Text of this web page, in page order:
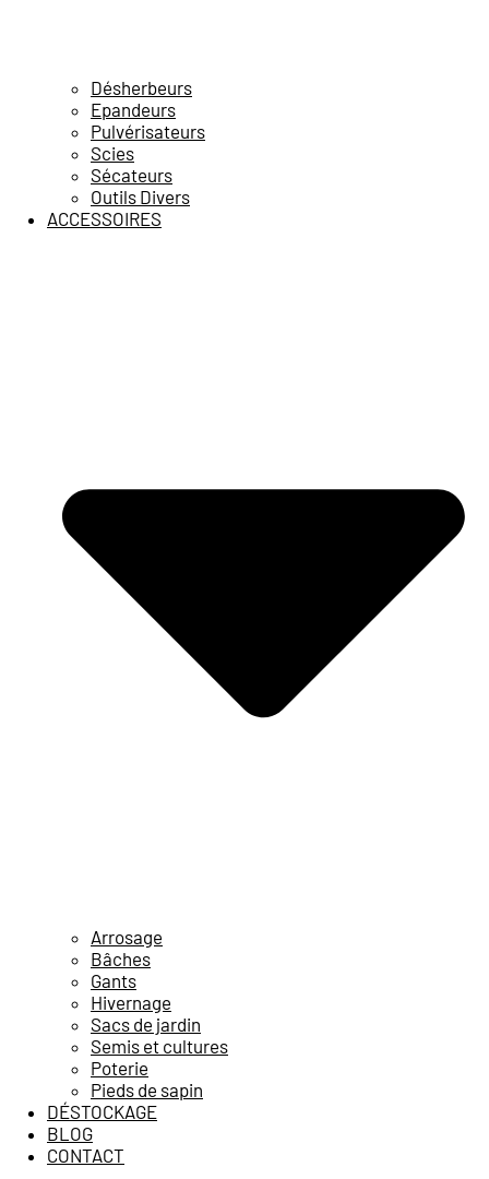
Désherbeurs
Epandeurs
Pulvérisateurs
Scies
Sécateurs
Outils Divers
ACCESSOIRES
Arrosage
Bâches
Gants
Hivernage
Sacs de jardin
Semis et cultures
Poterie
Pieds de sapin
DÉSTOCKAGE
BLOG
CONTACT